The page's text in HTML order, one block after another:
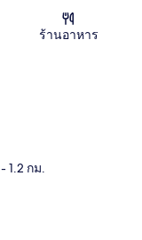
ร้านอาหาร
- 1.2 กม.